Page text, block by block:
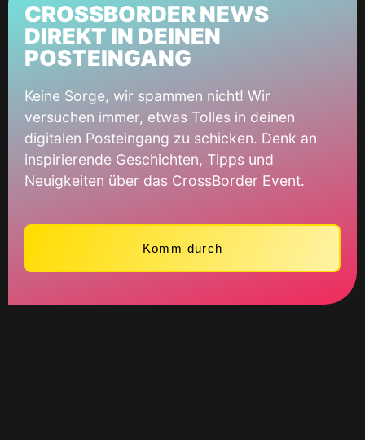
CROSSBORDER NEWS
DIREKT IN DEINEN
POSTEINGANG
Keine Sorge, wir spammen nicht! Wir
versuchen immer, etwas Tolles in deinen
digitalen Posteingang zu schicken. Denk an
inspirierende Geschichten, Tipps und
Neuigkeiten über das CrossBorder Event.
Komm durch